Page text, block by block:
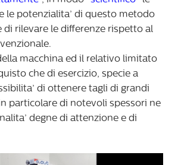
le potenzialita’ di questo metodo
di rilevare le differenze rispetto al
macchina ed il relativo limitato
che di esercizio, specie a
di ottenere tagli di grandi
particolare di notevoli spessori ne
degne di attenzione e di